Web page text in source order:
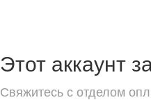
Этот аккаунт
Свяжитесь с отделом